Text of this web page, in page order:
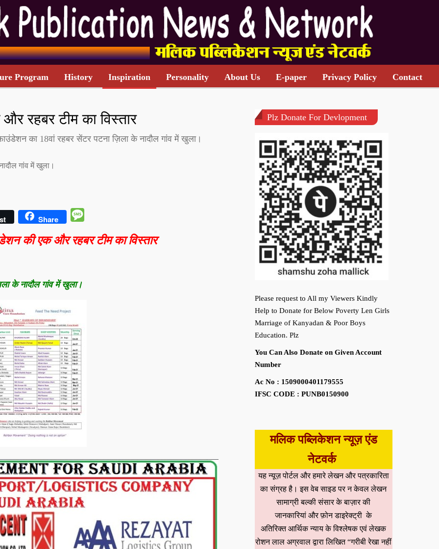
Program History Inspiration Personality About Us E-paper Privacy Policy Contact
रहबर टीम का विस्तार
का 18वां रहबर सेंटर पटना ज़िला के नादौल गांव में खुला।
गांव में खुला।
Share
की एक और रहबर टीम का विस्तार
के नादौल गांव में खुला।
Plz Donate For Devlopment
Please request to All my Viewers Kindly
Help to Donate for Below Poverty Len Girls
Marriage of Kanyadan & Poor Boys
Education. Plz
You Can Also Donate on Given Account
Number
Ac No : 1509000401179555
IFSC CODE : PUNB0150900
मलिक पब्लिकेशन न्यूज़ एंड
नेटवर्क
यह न्यूज़ पोर्टल और हमारे लेखन और पत्रकारिता
का संग्रह है। इस वेब साइड पर न केवल लेखन
सामाग्री बल्की संसार के बाज़ार की
जानकारियां और फ़ोन डाइरेक्ट्री के
अतिरिक्त आर्थिक न्याय के विश्लेषक एवं लेखक
रोशन लाल अग्रवाल द्वारा लिखित “गरीबी रेखा नहीं